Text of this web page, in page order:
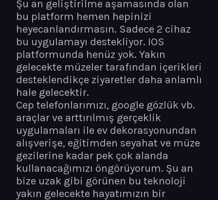
Şu an geliştirilme aşamasında olan
bu platform hemen hepinizi
heyecanlandırmasın. Sadece 2 cihaz
bu uygulamayı destekliyor. IOS
platformunda henüz yok. Yakın
gelecekte müzeler tarafından içerikleri
desteklendikçe ziyaretler daha anlamlı
hale gelecektir.
Cep telefonlarımızı, google gözlük vb.
araçlar ve arttırılmış gerçeklik
uygulamaları ile ev dekorasyonundan
alışverişe, eğitimden seyahat ve müze
gezilerine kadar pek çok alanda
kullanacağımızı öngörüyorum. Şu an
bize uzak gibi görünen bu teknoloji
yakın gelecekte hayatımızın bir